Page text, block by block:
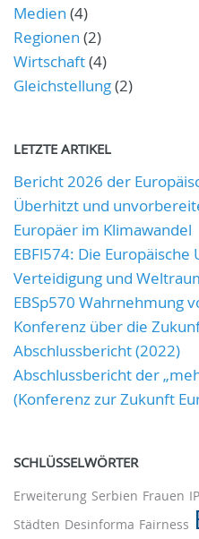
Medien (4)
Regionen (2)
Wirtschaft(4)
Gleichstellung(2)
LETZTE ARTIKEL
Bericht 2026 der
Überhitzt und
Europäer im Klimawandel
EBFl574: Die
Verteidigung und
EBSp570 Wahrnehmung
Konferenz über die
Abschlussbericht (2022)
Abschlussbericht der
(Konferenz zur Zukunft
SCHLÜSSELWÖRTER
Erweiterung Serbien Frauen
Städten Desinforma Fairness